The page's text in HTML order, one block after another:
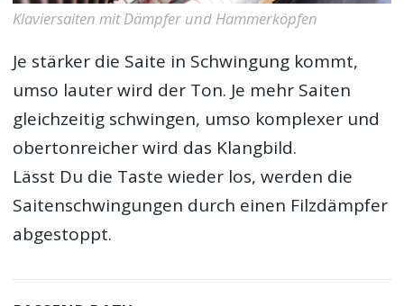
Klaviersaiten mit Dämpfer und Hammerköpfen
Je stärker die Saite in Schwingung kommt,
umso lauter wird der Ton. Je mehr Saiten
gleichzeitig schwingen, umso komplexer und
obertonreicher wird das Klangbild.
Lässt Du die Taste wieder los, werden die
Saitenschwingungen durch einen Filzdämpfer
abgestoppt.